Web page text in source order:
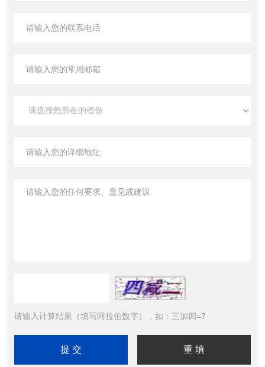
请输入计算结果（填写阿拉伯数字），如：三加四=7